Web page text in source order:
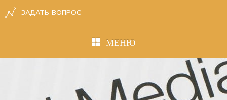
ЗАДАТЬ ВОПРОС
МЕНЮ